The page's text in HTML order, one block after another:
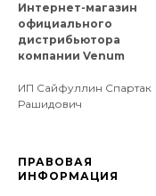
Интернет-магазин
официального
дистрибьютора
компании Venum
ИП Сайфуллин Спартак
Рашидович
ПРАВОВАЯ
ИНФОРМАЦИЯ